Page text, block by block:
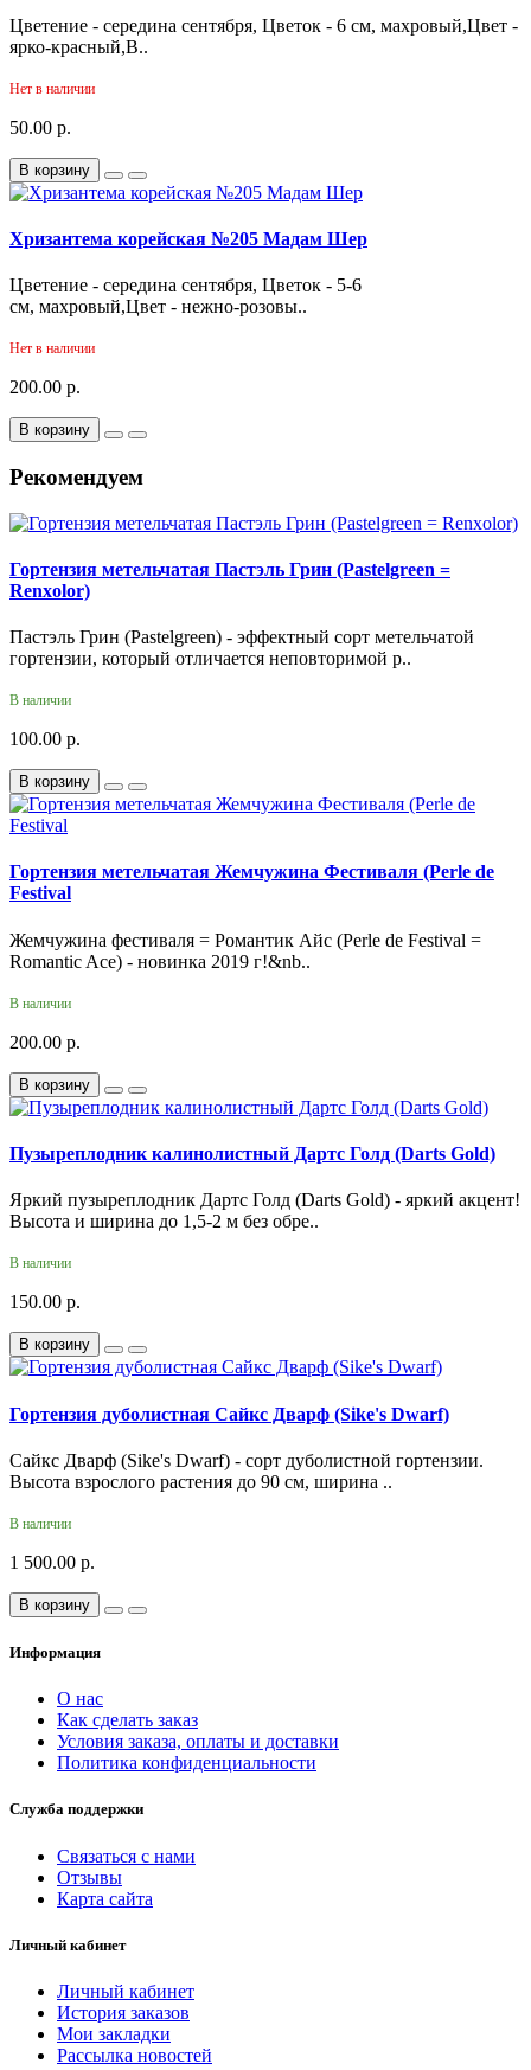
Цветение - середина сентября, Цветок - 6 см, махровый,Цвет -
ярко-красный,В..
Нет в наличии
50.00 р.
В корзину
Хризантема корейская №205 Мадам Шер
Цветение - середина сентября, Цветок - 5-6
см, махровый,Цвет - нежно-розовы..
Нет в наличии
200.00 р.
В корзину
Рекомендуем
Гортензия метельчатая Пастэль Грин (Pastelgreen =
Renxolor)
Пастэль Грин (Pastelgreen) - эффектный сорт метельчатой
гортензии, который отличается неповторимой р..
В наличии
100.00 р.
В корзину
Гортензия метельчатая Жемчужина Фестиваля (Perle de
Festival
Жемчужина фестиваля = Романтик Айс (Perle de Festival =
Romantic Ace) - новинка 2019 г!&nb..
В наличии
200.00 р.
В корзину
Пузыреплодник калинолистный Дартс Голд (Darts Gold)
Яркий пузыреплодник Дартс Голд (Darts Gold) - яркий акцент!
Высота и ширина до 1,5-2 м без обре..
В наличии
150.00 р.
В корзину
Гортензия дуболистная Сайкс Дварф (Sike's Dwarf)
Сайкс Дварф (Sike's Dwarf) - сорт дуболистной гортензии.
Высота взрослого растения до 90 см, ширина ..
В наличии
1 500.00 р.
В корзину
Информация
О нас
Как сделать заказ
Условия заказа, оплаты и доставки
Политика конфиденциальности
Служба поддержки
Связаться с нами
Отзывы
Карта сайта
Личный кабинет
Личный кабинет
История заказов
Мои закладки
Рассылка новостей